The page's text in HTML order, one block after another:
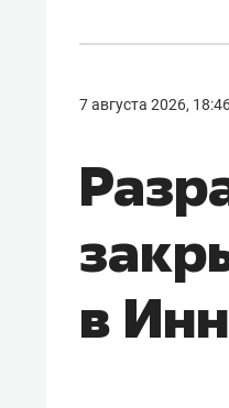
7 августа 2026,
в